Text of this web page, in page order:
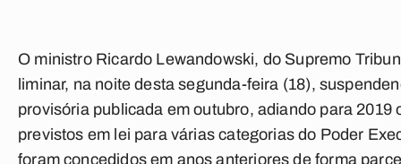
O ministro Ricardo Lewandowski, do Supremo
liminar, na noite desta segunda-feira (18),
provisória publicada em outubro, adiando para 2019
previstos em lei para várias categorias do Poder
foram concedidos em anos anteriores de forma